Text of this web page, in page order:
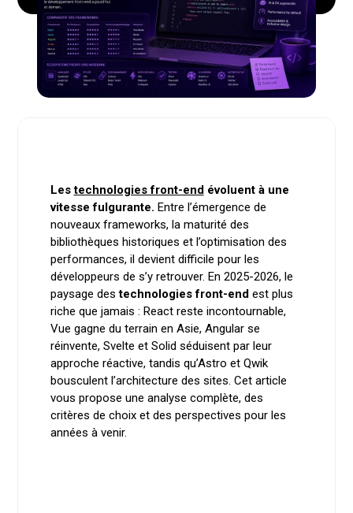
Lestechnologies front-end évoluent à une
vitesse fulgurante. Entre l’émergence de
nouveaux frameworks, la maturité des
bibliothèques historiques et l’optimisation des
performances, il devient difficile pour les
développeurs de s’y retrouver. En 2025-2026, le
paysage destechnologies front-end est plus
riche que jamais : React reste incontournable,
Vue gagne du terrain en Asie, Angular se
réinvente, Svelte et Solid séduisent par leur
approche réactive, tandis qu’Astro et Qwik
bousculent l’architecture des sites. Cet article
vous propose une analyse complète, des
critères de choix et des perspectives pour les
années à venir.